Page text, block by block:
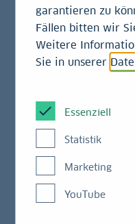
um die innovativen
Erfahrungen
zehn Start-up-
Lochner.
Silizium-Augen für
Echtzeit-Labore für
Drucker für
drei der zehn
garantieren zu
Fällen bitten wir
Weitere
Sie in unserer
Essenziell
Statistik
Marketing
YouTube